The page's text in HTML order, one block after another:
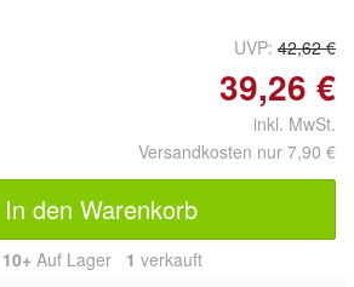
UVP: 42,62 €
39,26 €
inkl. MwSt.
Versandkosten nur 7,90 €
In den Warenkorb
10+ Auf Lager 1 verkauft